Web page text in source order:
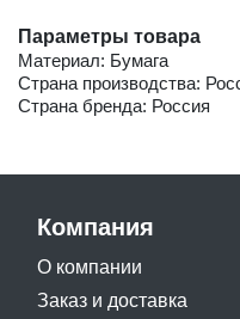
Параметры товара
Материал: Бумага
Страна производства:
Страна бренда: Россия
Компания
О компании
Заказ и доставка